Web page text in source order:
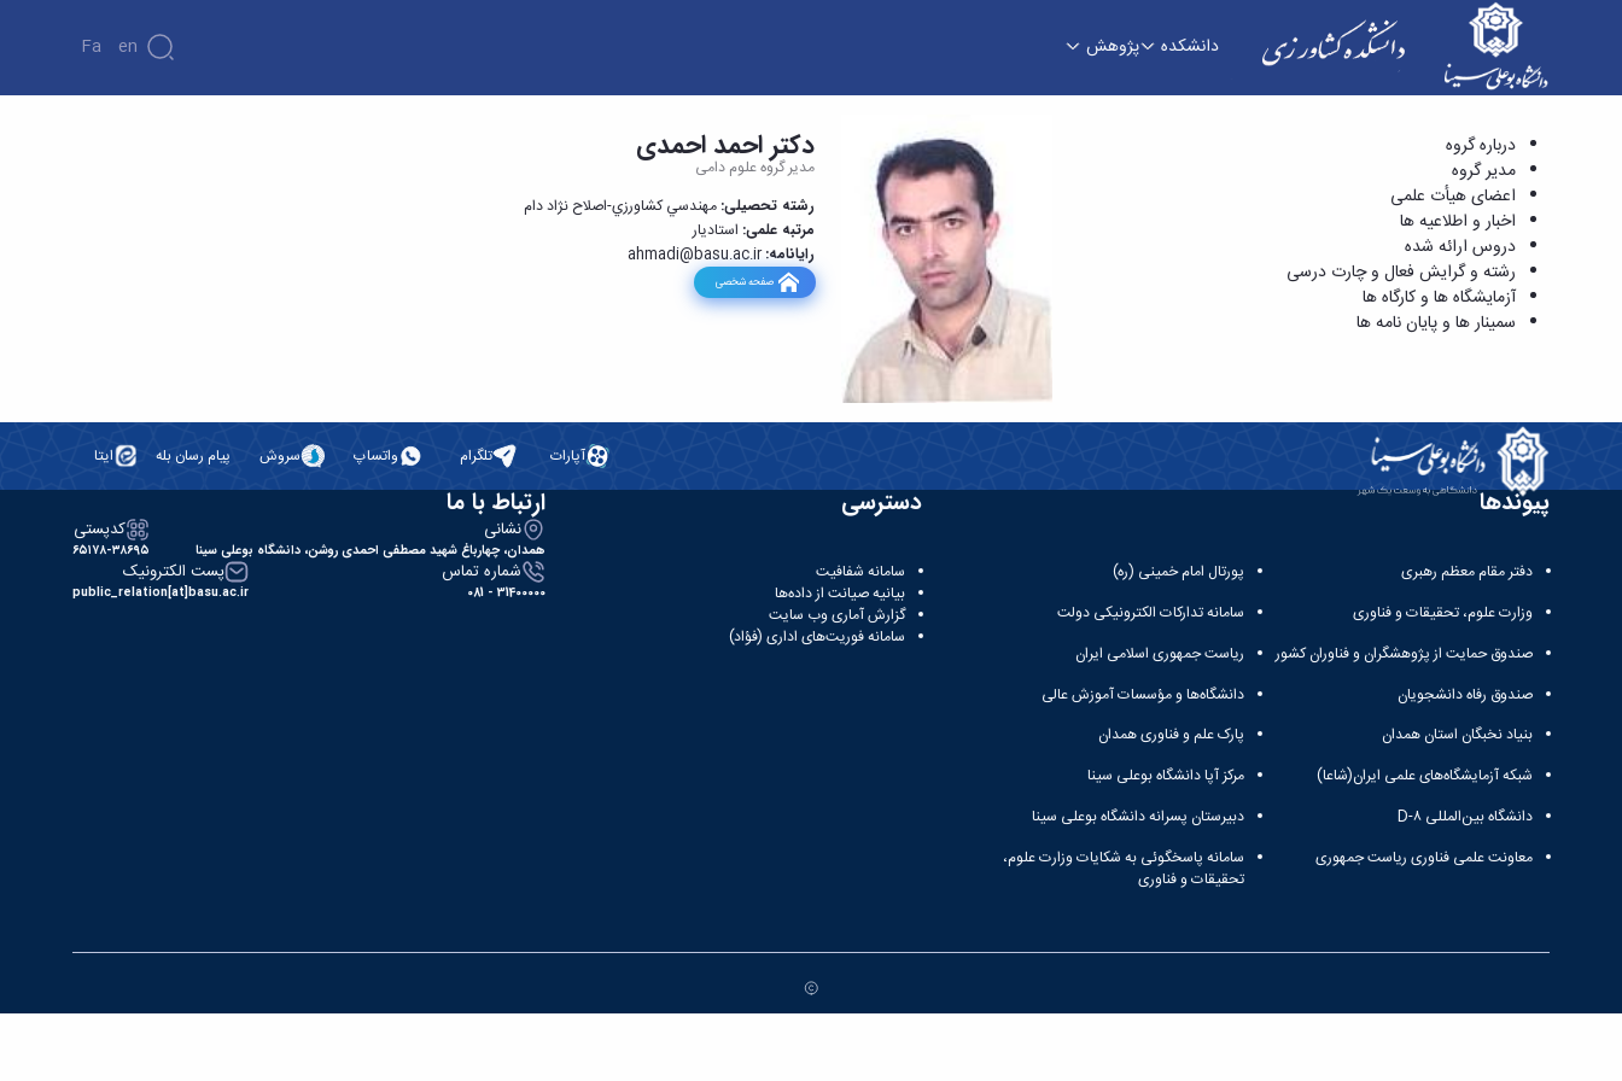
دانشکده پژوهش Fa En
مدیر گروه - دانشکده کشاورزی
درباره گروه
مدیر گروه
اعضای هیأت علمی
اخبار و اطلاعیه ها
دروس ارائه شده
رشته و گرایش فعال و چارت درسی
آزمایشگاه ها و کارگاه ها
سمینار ها و پایان نامه ها
دکتر احمد احمدی
مدیر گروه علوم دامی
رشته تحصیلی: مهندسي كشاورزي-اصلاح نژاد دام
مرتبه علمی: استادیار
رایانامه: ahmadi@basu.ac.ir
صفحه شخصی
آپارات تلگرام واتساپ سروش پیام رسان بله ایتا
پیوندها
دفتر مقام معظم رهبری
وزارت علوم، تحقیقات و فناوری
صندوق حمایت از پژوهشگران و فناوران کشور
صندوق رفاه دانشجویان
بنیاد نخبگان استان همدان
شبکه آزمایشگاه‌های علمی ایران(شاعا)
دانشگاه بین‌المللی D-۸
معاونت علمی فناوری ریاست جمهوری
پورتال امام خمینی (ره)
سامانه تدارکات الکترونیکی دولت
ریاست جمهوری اسلامی ایران
دانشگاه‌ها و مؤسسات آموزش عالی
پارک علم و فناوری همدان
مرکز آپا دانشگاه بوعلی سینا
دبیرستان پسرانه دانشگاه بوعلی سینا
سامانه پاسخگوئی به شکایات وزارت علوم،
تحقیقات و فناوری
دسترسی
سامانه شفافیت
بیانیه صیانت از داده‌ها
گزارش آماری وب‌ سایت
سامانه فوریت‌های اداری (فؤاد)
ارتباط با ما
نشانی
همدان، چهارباغ شهید مصطفی احمدی روشن، دانشگاه بوعلی سینا
کدپستی
۶۵۱۷۸-۳۸۶۹۵
شماره تماس
31400000 - 081
پست الکترونیک
public_relation[at]basu.ac.ir